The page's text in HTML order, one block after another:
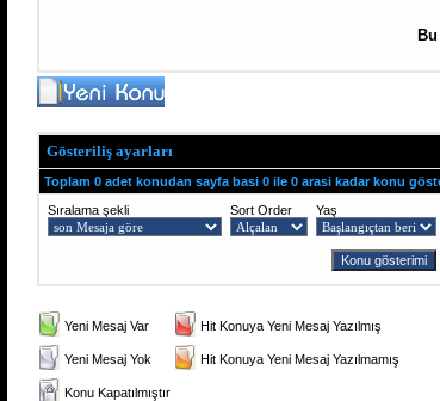
Gösteriliş ayarları
Toplam 0 adet konudan sayfa basi 0 ile 0 arasi kadar konu
Sıralama şekli
Sort Order Yaş
Yeni Mesaj Var Hit Konuya Yeni Mesaj Yazılmış
Yeni Mesaj Yok Hit Konuya Yeni Mesaj Yazılmamış
Konu Kapatılmıştır